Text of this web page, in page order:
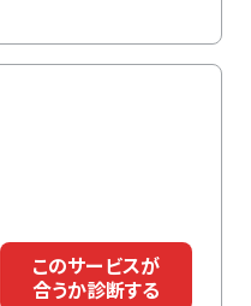
このサービスが
合うか診断する